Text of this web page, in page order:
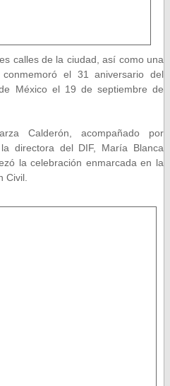
calles de la ciudad, así como una
el 31 aniversario del
México el 19 de septiembre de
Calderón, acompañado por
directora del DIF, María Blanca
la celebración enmarcada en la
Civil.